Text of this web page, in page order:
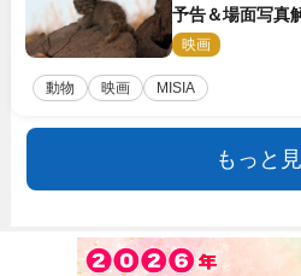
予告＆場面写真
の赤ちゃんが大
映画
動物 映画 MISIA
もっと